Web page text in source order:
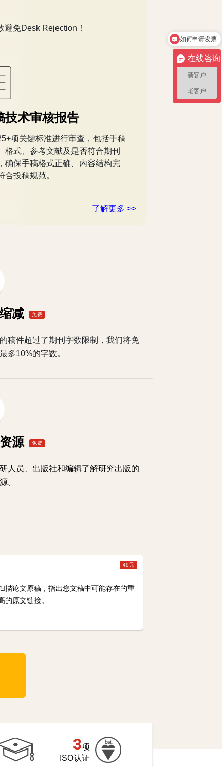
免Desk Rejection！
技术审核报告
项关键标准进行审查，包括手稿
格式、参考文献及是否符合期刊
确保手稿格式正确、内容结构完
合投稿规范。
了解更多 >>
减 免费
稿件超过了期刊字数限制，我们将免
多10%的字数。
源 免费
人员、出版社和编辑了解研究出版的
。
描论文原稿，指出您文稿中可能存在的重
的原文链接。
49元
3项
ISO认证
在线咨询
新客户
老客户
售后服务